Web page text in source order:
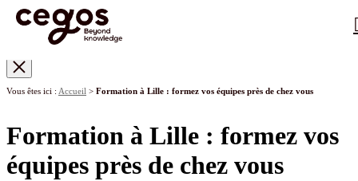
Vous êtes ici : Accueil > Formation à Lille : formez vos équipes près de chez vous
Formation à Lille : formez vos
équipes près de chez vous